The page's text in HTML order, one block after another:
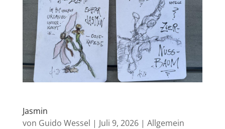
Jasmin
von Guido Wessel | Juli 9, 2026| Allgemein